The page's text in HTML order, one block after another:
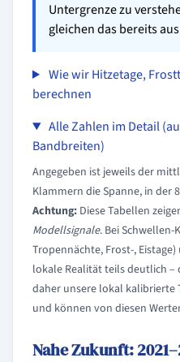
Untergrenze zu
gleichen das bereits
Wie wir Hitzetage,
berechnen
Alle Zahlen im Detail
Bandbreiten)
Angegeben ist jeweils der
Klammern die Spanne, in der
Achtung: Diese Tabellen
Modellsignale. Bei Schwellen-
Tropennächte, Frost-,
lokale Realität teils deutlich –
daher unsere lokal
und können von diesen
Nahe Zukunft: